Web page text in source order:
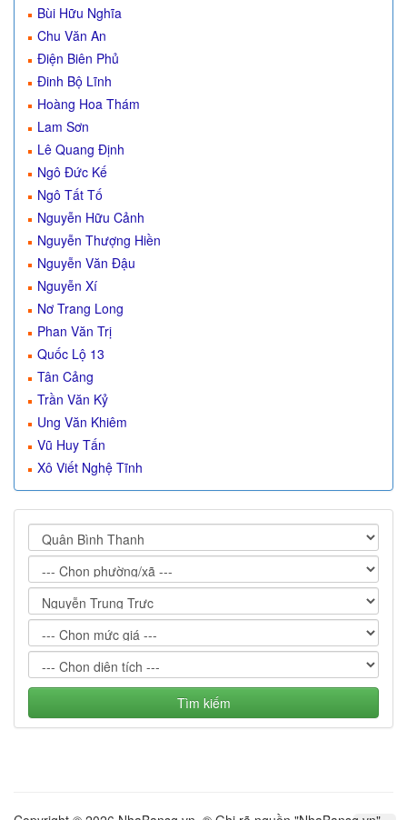
Bùi Hữu Nghĩa
Chu Văn An
Điện Biên Phủ
Đinh Bộ Lĩnh
Hoàng Hoa Thám
Lam Sơn
Lê Quang Định
Ngô Đức Kế
Ngô Tất Tố
Nguyễn Hữu Cảnh
Nguyễn Thượng Hiền
Nguyễn Văn Đậu
Nguyễn Xí
Nơ Trang Long
Phan Văn Trị
Quốc Lộ 13
Tân Cảng
Trần Văn Kỷ
Ung Văn Khiêm
Vũ Huy Tấn
Xô Viết Nghệ Tĩnh
Tìm kiếm